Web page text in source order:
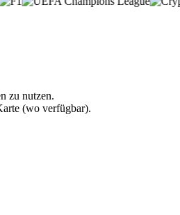
zu nutzen.
(wo verfügbar).